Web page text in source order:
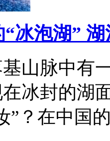
冰泡湖”
山脉中有
冰封的湖
”？在中